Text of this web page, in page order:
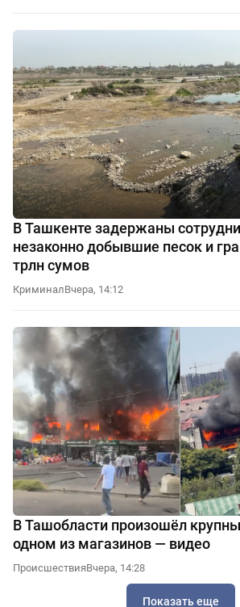
В Ташкенте задержаны
незаконно добывшие песок и
трлн сумов
КриминалВчера, 14:12
В Ташобласти произошёл
одном из магазинов — видео
ПроисшествияВчера, 14:28
Показать еще